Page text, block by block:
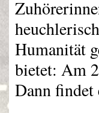
Humanität
bietet: Am
Dann